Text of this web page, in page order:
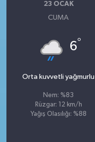
23 OCAK
CUMA
6°
Orta kuvvetli yağmurlu
Nem: %83
Rüzgar: 12 km/h
Yağış Olasılığı: %88